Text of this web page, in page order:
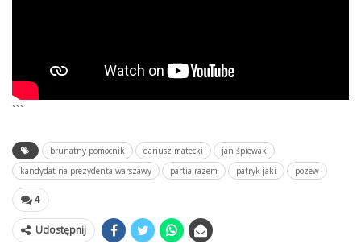
```
brunatny pomocnik dariusz matecki
jan śpiewak
kandydat na prezydenta warszawy
partia razem patryk jaki pozew
4
Udostępnij